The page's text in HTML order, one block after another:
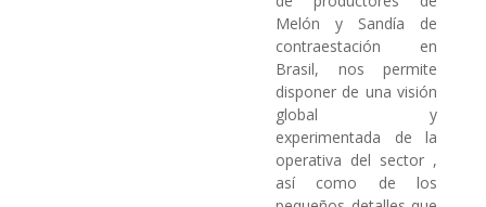
Melón y Sandía de
contraestación en
Brasil, nos permite
disponer de una visión
global y
experimentada de la
operativa del sector ,
así como de los